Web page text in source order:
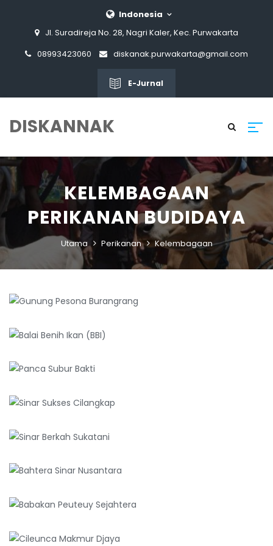
Indonesia
Jl. Suradireja No. 28, Nagri Kaler, Kec. Purwakarta
08993423060
diskanak.purwakarta@gmail.com
E-Jurnal
DISKANNAK
KELEMBAGAAN
PERIKANAN BUDIDAYA
Utama Perikanan Kelembagaan